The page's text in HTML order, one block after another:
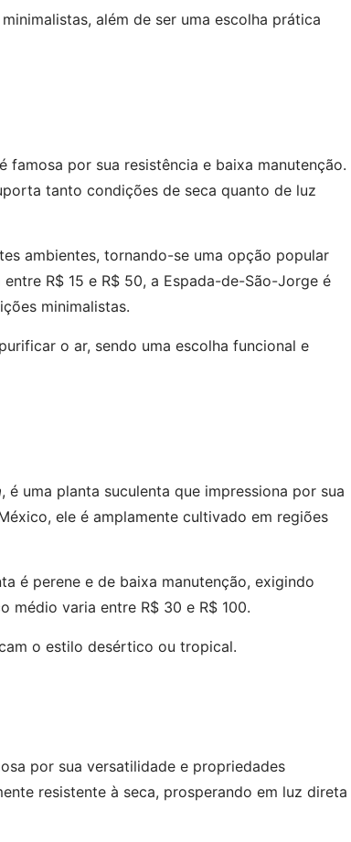
além de ser uma escolha prática
famosa por sua resistência e baixa manutenção.
tanto condições de seca quanto de luz
ambientes, tornando-se uma opção popular
R$ 15 e R$ 50, a Espada-de-São-Jorge é
minimalistas.
o ar, sendo uma escolha funcional e
, é uma planta suculenta que impressiona por sua
ele é amplamente cultivado em regiões
é perene e de baixa manutenção, exigindo
médio varia entre R$ 30 e R$ 100.
o estilo desértico ou tropical.
por sua versatilidade e propriedades
resistente à seca, prosperando em luz direta